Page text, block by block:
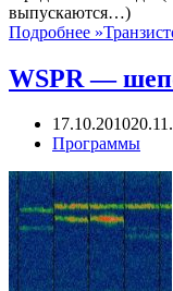
выпускаются…)
Подробнее »
WSPR —
17.10.2010
Программы